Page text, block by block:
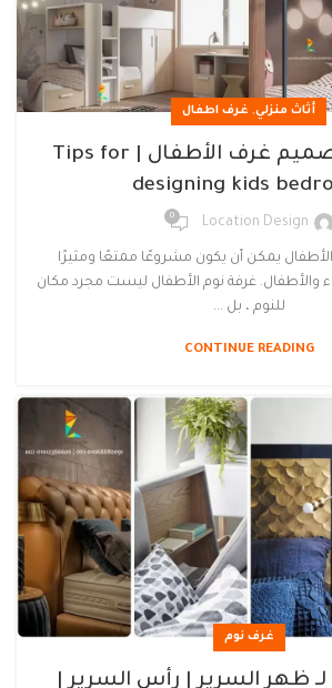
أثاث منزلي, غرف اطفال
5 نصائح لـ تصميم غرف الأطفال | Tips for
designing kids
Location Design
0
يمكن أن يكون مشروعًا ممتعًا ومثيرًا
والأطفال. غرفة نوم الأطفال ليست مجرد مكان
للنوم ، بل ...
CONTINUE READING
غرف نوم
لـ ظهر السرير | رأس السرير |